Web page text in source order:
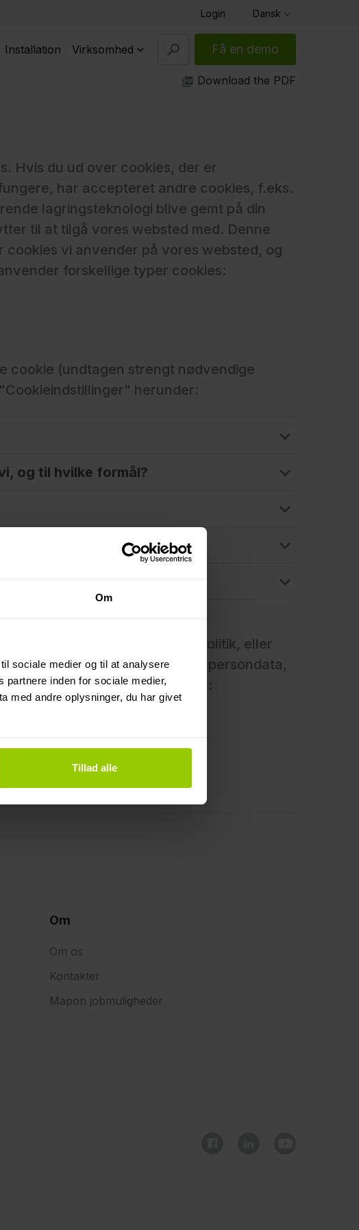
Om
sociale medier og til at analysere
inden for sociale medier,
med andre oplysninger, du har givet
Tillad alle
Login Dansk
Installation Virksomhed Få en demo
Download the PDF
Hvis du ud over cookies, der er
har accepteret andre cookies, f.eks.
lagringsteknologi blive gemt på din
til at tilgå vores websted med. Denne
vi anvender på vores websted, og
forskellige typer cookies:
cookie (undtagen strengt nødvendige
herunder:
og til hvilke formål?
eller om denne cookiepolitik, eller
hvordan vi behandler dine persondata,
kontaktoplysninger:
Om
Om os
Kontakter
Mapon jobmuligheder